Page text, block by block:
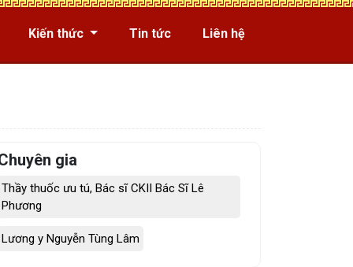
Kiến thức Tin tức Liên hệ
gia
Thầy thuốc ưu tú, Bác sĩ CKII Bác Sĩ Lê
Phương
Lương y Nguyễn Tùng Lâm